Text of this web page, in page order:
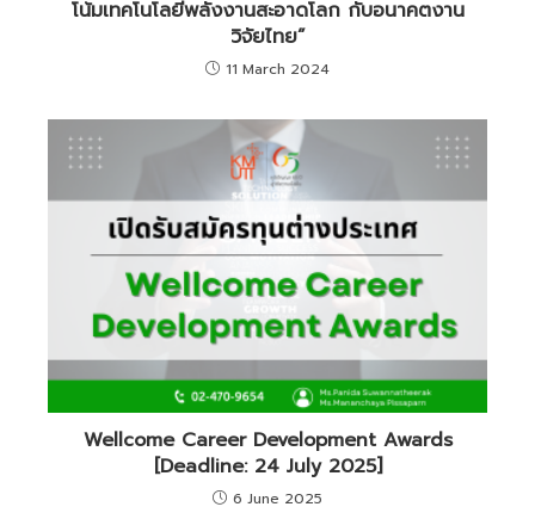
โน้มเทคโนโลยีพลังงานสะอาดโลก กับอนาคตงาน
วิจัยไทย”
11 March 2024
Wellcome Career Development Awards
[Deadline: 24 July 2025]
6 June 2025